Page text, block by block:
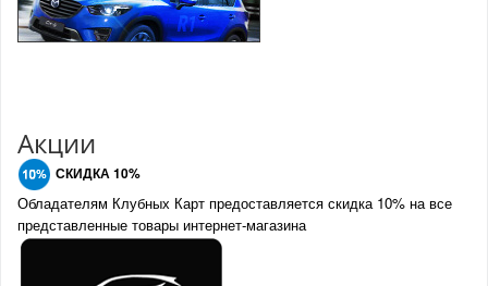
Акции
СКИДКА 10%
Обладателям Клубных Карт предоставляется скидка 10% на все
представленные товары интернет-магазина